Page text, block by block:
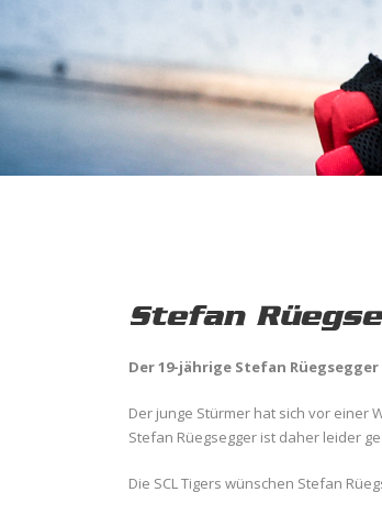
Stefan
Der 19-jährige Stefan
Der junge Stürmer hat sich vor einer
Stefan Rüegsegger ist daher leider
Die SCL Tigers wünschen Stefan